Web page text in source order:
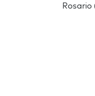
Rosario